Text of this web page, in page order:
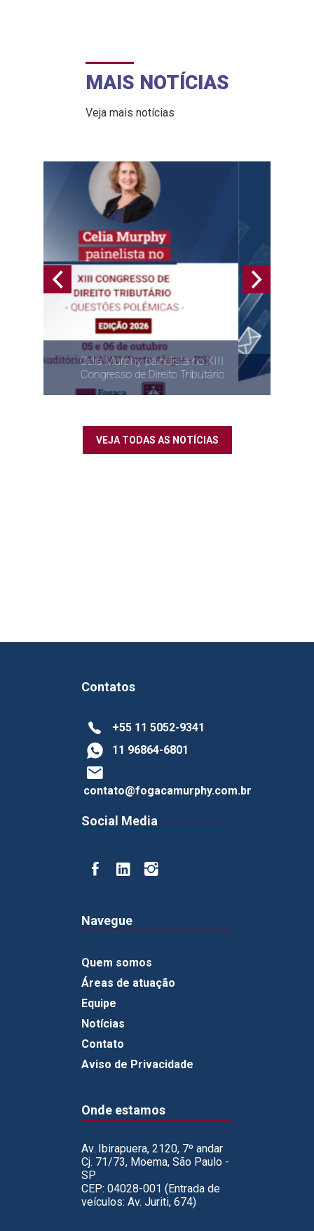
MAIS NOTÍCIAS
Veja mais notícias
painelista no XIII
Direito Tributário
Newsletter Julho de 2026
VEJA TODAS AS NOTÍCIAS
Contatos
+55 11 5052-9341
11 96864-6801
contato@fogacamurphy.com.br
Social Media
Navegue
Quem somos
Áreas de atuação
Equipe
Notícias
Contato
Aviso de Privacidade
Onde estamos
Av. Ibirapuera, 2120, 7º andar
Cj. 71/73, Moema, São Paulo -
SP
CEP: 04028-001 (Entrada de
veículos: Av. Juriti, 674)